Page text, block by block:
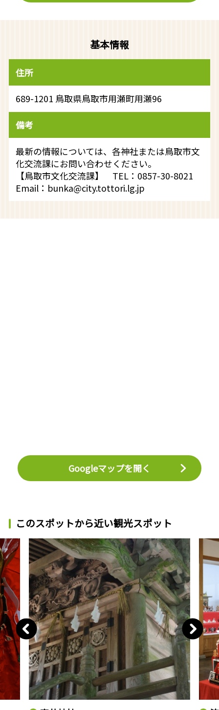
基本情報
住所
689-1201 鳥取県鳥取市用瀬町用瀬96
備考
最新の情報については、各神社または鳥取市文
化交流課にお問い合わせください。
【鳥取市文化交流課】 TEL：0857-30-8021
Email：bunka@city.tottori.lg.jp
Googleマップを開く
このスポットから近い観光スポット